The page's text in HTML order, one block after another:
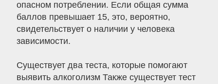
опасном потреблении. Если общая сумма
баллов превышает 15, это, вероятно,
свидетельствует о наличии у человека
зависимости.
Существует два теста, которые помогают
выявить алкоголизм Также существует тест